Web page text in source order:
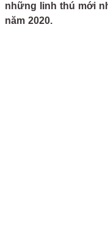
những linh thú mới
năm 2020.